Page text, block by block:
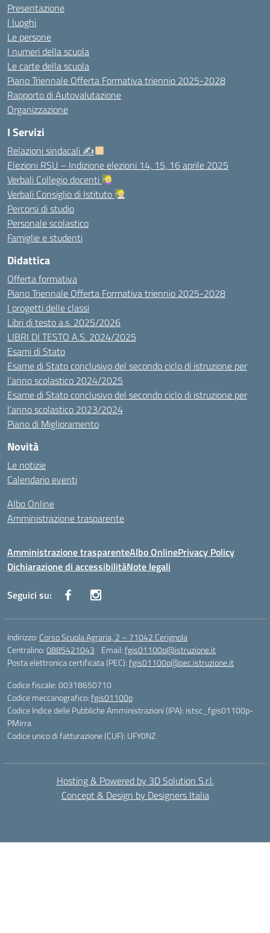
Presentazione
I luoghi
Le persone
I numeri della scuola
Le carte della scuola
Piano Triennale Offerta Formativa triennio 2025-2028
Rapporto di Autovalutazione
Organizzazione
I Servizi
Relazioni sindacali ✍
Elezioni RSU – Indizione elezioni 14, 15, 16 aprile 2025
Verbali Collegio docenti
Verbali Consiglio di Istituto
Percorsi di studio
Personale scolastico
Famiglie e studenti
Didattica
Offerta formativa
Piano Triennale Offerta Formativa triennio 2025-2028
I progetti delle classi
Libri di testo a.s. 2025/2026
LIBRI DI TESTO A.S. 2024/2025
Esami di Stato
Esame di Stato conclusivo del secondo ciclo di istruzione per
l’anno scolastico 2024/2025
Esame di Stato conclusivo del secondo ciclo di istruzione per
l’anno scolastico 2023/2024
Piano di Miglioramento
Novità
Le notizie
Calendario eventi
Albo Online
Amministrazione trasparente
Amministrazione trasparenteAlbo OnlinePrivacy Policy
Dichiarazione di accessibilitàNote legali
Seguici su:
Indirizzo: Corso Scuola Agraria, 2 – 71042 Cerignola
Centralino:0885421043 Email:fgis01100p@istruzione.it
Posta elettronica certificata (PEC):fgis01100p@pec.istruzione.it
Codice fiscale: 00318650710
Codice meccanografico:fgis01100p
Codice Indice delle Pubbliche Amministrazioni (IPA): istsc_fgis01100p-
PMirra
Codice unico di fatturazione (CUF): UFY0NZ
Hosting & Powered by 3D Solution S.r.l.
Concept & Design by Designers Italia